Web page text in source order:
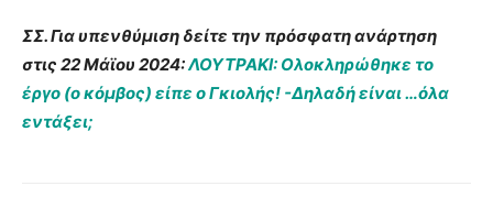
ΣΣ. Για υπενθύμιση δείτε την πρόσφατη ανάρτηση
στις 22 Μάϊου 2024:ΛΟΥΤΡΑΚΙ: Ολοκληρώθηκε το
έργο (ο κόμβος) είπε ο Γκιολής! -Δηλαδή είναι …όλα
εντάξει;